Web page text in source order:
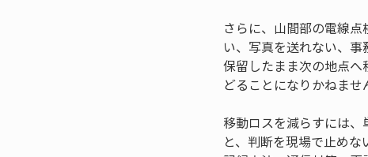
さらに、山間部の電線
い、写真を送れない、
保留したまま次の地点
どることになりかねませ
移動ロスを減らすには
と、判断を現場で止め